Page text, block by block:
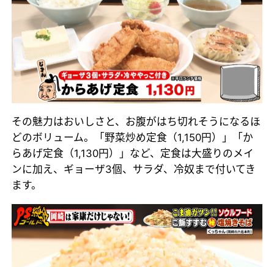
その魅力はおいしさと、お腹がはち切れそうになるほ
どのボリューム。「野菜炒め定食（1,150円）」「か
らあげ定食（1,130円）」など、定食は大盛りのメイ
ンに加え、ギョーザ3個、サラダ、冷奴まで付いてき
ます。